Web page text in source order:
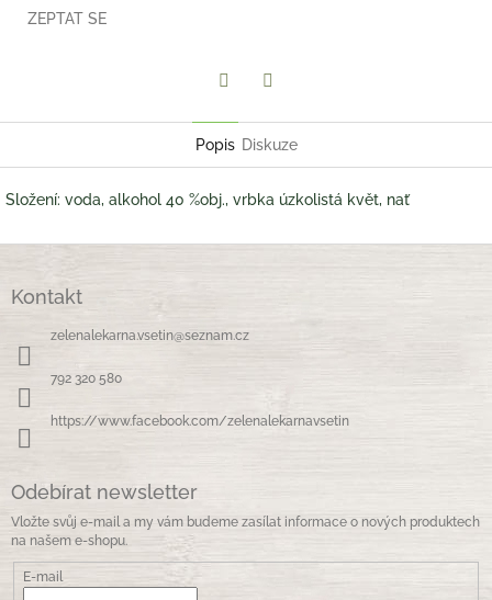
ZEPTAT SE
Popis Diskuze
Složení: voda, alkohol 40 %obj., vrbka úzkolistá květ, nať
Kontakt
zelenalekarna.vsetin@seznam.cz
792 320 580
https://www.facebook.com/zelenalekarnavsetin
Odebírat newsletter
Vložte svůj e-mail a my vám budeme zasílat informace o nových produktech
na našem e-shopu.
E-mail